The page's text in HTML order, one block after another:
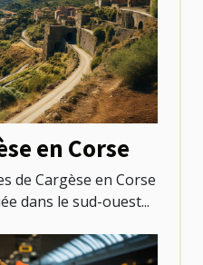
en Corse
de Cargèse en Corse
dans le sud-ouest...